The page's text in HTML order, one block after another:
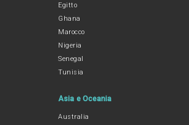
Egitto
Ghana
Marocco
Nigeria
Senegal
Tunisia
Asia e Oceania
Australia